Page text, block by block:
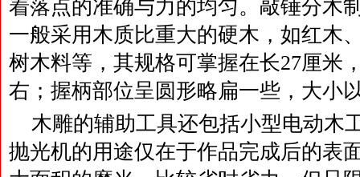
着落点的准确与力的均匀。敲锤分木
一般采用木质比重大的硬木，如红木
树木料等，其规格可掌握在长27厘米
右；握柄部位呈圆形略扁一些，大小
木雕的辅助工具还包括小型电动木
抛光机的用途仅在于作品完成后的表